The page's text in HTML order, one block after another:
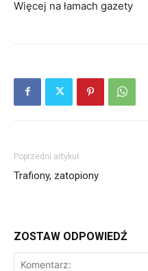
Więcej na łamach gazety
Poprzedni artykuł
Trafiony, zatopiony
ZOSTAW ODPOWIEDŹ